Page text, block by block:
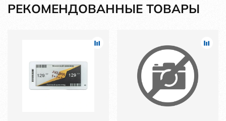
РЕКОМЕНДОВАННЫЕ ТОВАРЫ